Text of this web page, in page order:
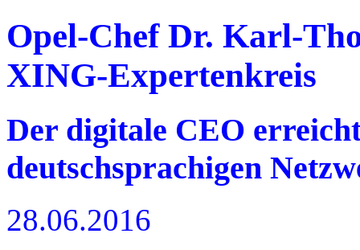
Opel-Chef Dr. Karl-
XING-Expertenkreis
Der digitale CEO
deutschsprachigen
28.06.2016